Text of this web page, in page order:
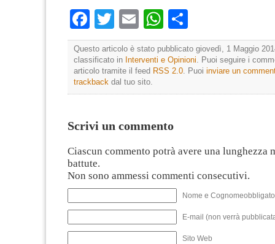
Facebook
TwitterEmailWhatsApp
Questo articolo è stato pubblicato giovedì, 1 Maggio
classificato in Interventi e Opinioni. Puoi seguire i
articolo tramite il feed RSS 2.0. Puoi inviare un
trackback dal tuo sito.
Scrivi un commento
Ciascun commento potrà avere una lunghezza
battute.
Non sono ammessi commenti consecutivi.
Nome e
E-mail (non verrà
Sito Web